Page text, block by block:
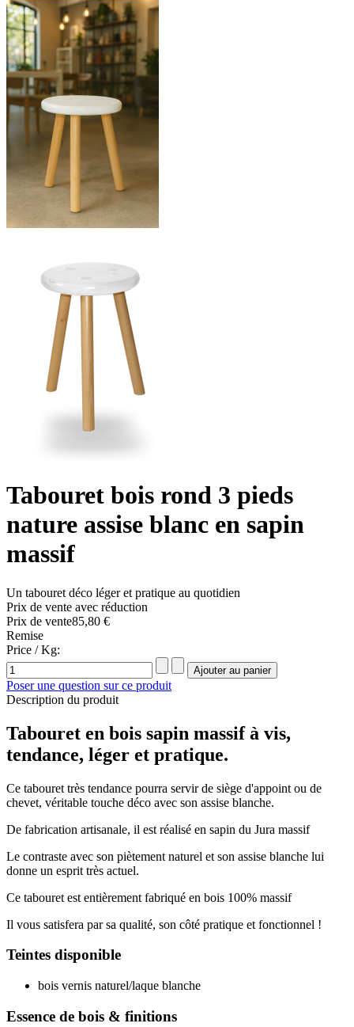
Tabouret bois rond 3 pieds
nature assise blanc en sapin
massif
Un tabouret déco léger et pratique au quotidien
Prix de vente avec réduction
Prix ​​de vente85,80 €
Remise
Price / Kg:
Poser une question sur ce produit
Description du produit
Tabouret en bois sapin massif à vis,
tendance, léger et pratique.
Ce tabouret très tendance pourra servir de siège d'appoint ou de
chevet, véritable touche déco avec son assise blanche.
De fabrication artisanale, il est réalisé en sapin du Jura massif
Le contraste avec son piètement naturel et son assise blanche lui
donne un esprit très actuel.
Ce tabouret est entièrement fabriqué en bois 100% massif
Il vous satisfera par sa qualité, son côté pratique et fonctionnel !
Teintes disponible
bois vernis naturel/laque blanche
Essence de bois & finitions